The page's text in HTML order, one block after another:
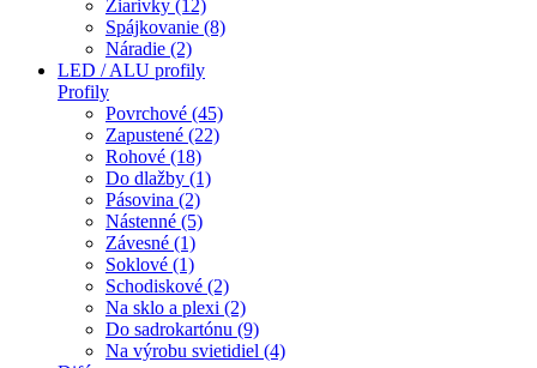
Žiarivky (12)
Spájkovanie (8)
Náradie (2)
LED / ALU profily
Profily
Povrchové (45)
Zapustené (22)
Rohové (18)
Do dlažby (1)
Pásovina (2)
Nástenné (5)
Závesné (1)
Soklové (1)
Schodiskové (2)
Na sklo a plexi (2)
Do sadrokartónu (9)
Na výrobu svietidiel (4)